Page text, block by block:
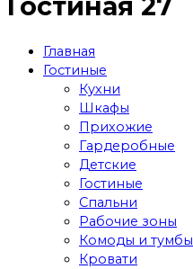
Главная
Гостиные
Кухни
Шкафы
Прихожие
Гардеробные
Детские
Гостиные
Спальни
Рабочие зоны
Комоды и тумбы
Кровати